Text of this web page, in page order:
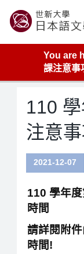
content
世新大學教學單位
You are
課注意事
110
注意
2021-12-07
110 學年
時間
請詳閱附
時間!